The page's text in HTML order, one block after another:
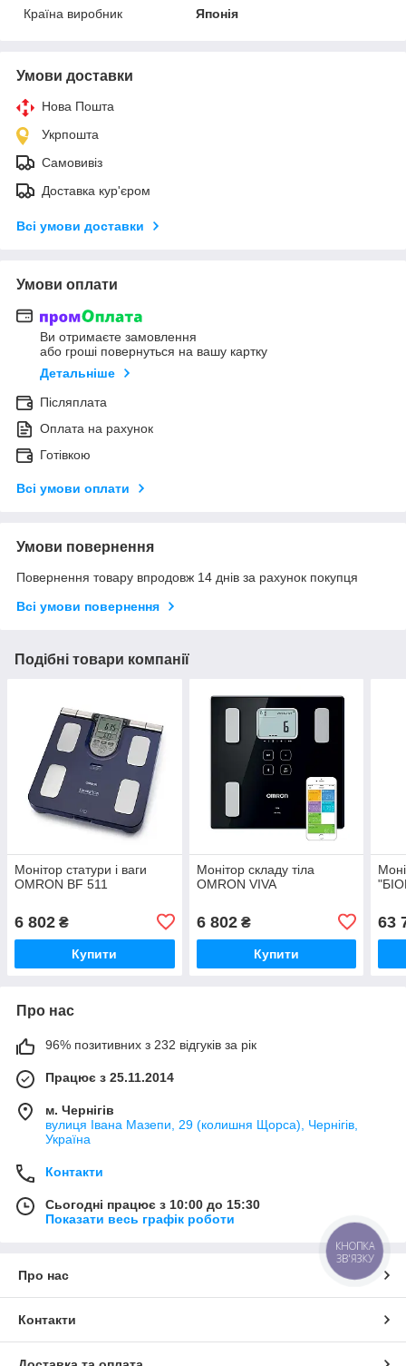
Країна виробник
Японія
Умови доставки
Нова Пошта
Укрпошта
Самовивіз
Доставка кур'єром
Всі умови доставки
Умови оплати
Ви отримаєте замовлення
або гроші повернуться на вашу картку
Детальніше
Післяплата
Оплата на рахунок
Готівкою
Всі умови оплати
Умови повернення
Повернення товару впродовж 14 днів за рахунок покупця
Всі умови повернення
Подібні товари компанії
Монітор статури і ваги
OMRON BF 511
6 802 ₴
Купити
Монітор складу тіла
OMRON VIVA
6 802₴
Купити
63
Про нас
96% позитивних з 232 відгуків за рік
Працює з 25.11.2014
м. Чернігів
вулиця Івана Мазепи, 29 (колишня Щорса), Чернігів,
Україна
Контакти
Сьогодні працює з 10:00 до 15:30
Показати весь графік роботи
Про нас
Контакти
КНОПКА
ЗВ'ЯЗКУ